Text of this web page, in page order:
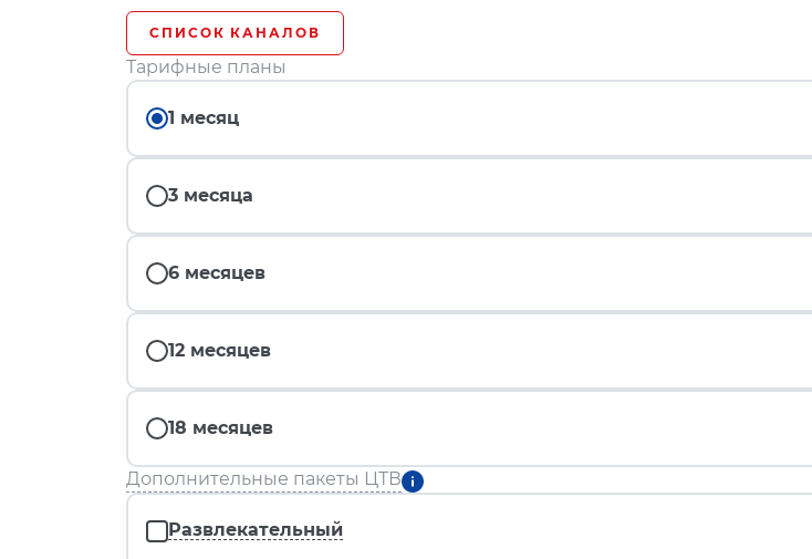
СПИСОК КАНАЛОВ
Тарифные планы
1 месяц
3 месяца
6 месяцев
12 месяцев
18 месяцев
Дополнительные пакеты ЦТВ
Развлекательный